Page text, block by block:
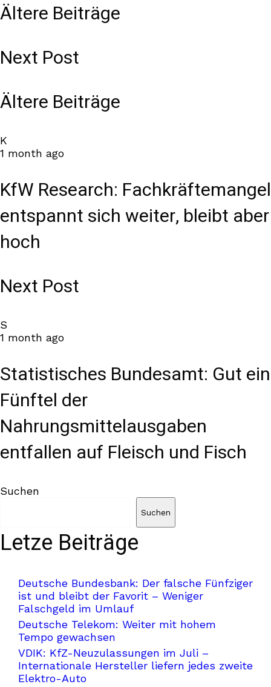
Ältere Beiträge
Next Post
Ältere Beiträge
K
1 month ago
KfW Research: Fachkräftemangel
entspannt sich weiter, bleibt aber
hoch
Next Post
S
1 month ago
Statistisches Bundesamt: Gut ein
Fünftel der
Nahrungsmittelausgaben
entfallen auf Fleisch und Fisch
Suchen
Suchen
Letze Beiträge
Deutsche Bundesbank: Der falsche Fünfziger
ist und bleibt der Favorit – Weniger
Falschgeld im Umlauf
Deutsche Telekom: Weiter mit hohem
Tempo gewachsen
VDIK: KfZ-Neuzulassungen im Juli –
Internationale Hersteller liefern jedes zweite
Elektro-Auto